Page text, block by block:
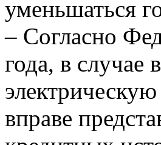
уменьшаться
– Согласно
года, в случае
вправе